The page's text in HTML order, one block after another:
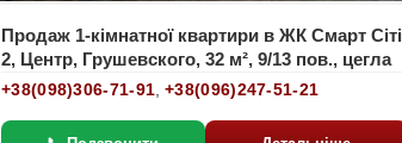
Продаж 1-кімнатної квартири в ЖК Смарт Сіті
2, Центр, Грушевского, 32 м², 9/13 пов., цегла
+38(098)306-71-91 ,+38(096)247-51-21